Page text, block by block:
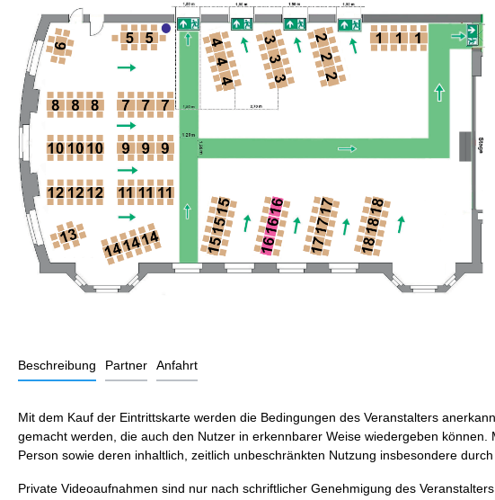
Beschreibung Partner Anfahrt
Mit dem Kauf der Eintrittskarte werden die Bedingungen des Veranstalters
gemacht werden, die auch den Nutzer in erkennbarer Weise wiedergeben
Person sowie deren inhaltlich, zeitlich unbeschränkten Nutzung insbesondere
Private Videoaufnahmen sind nur nach schriftlicher Genehmigung des